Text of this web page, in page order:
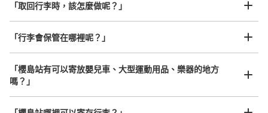
可保管的行李數
大的:8/ ¥600中等的:8/ ¥400小的:8/ ¥300
付款方式
現金
查看此投幣式儲物櫃的位置
任何尺寸的行李都OK
「取回行李時，該怎麼做呢？」
「行李會保管在哪裡呢？」
「櫻島站有可以寄放嬰兒車、大型運動用品、樂器的地方
嗎？」